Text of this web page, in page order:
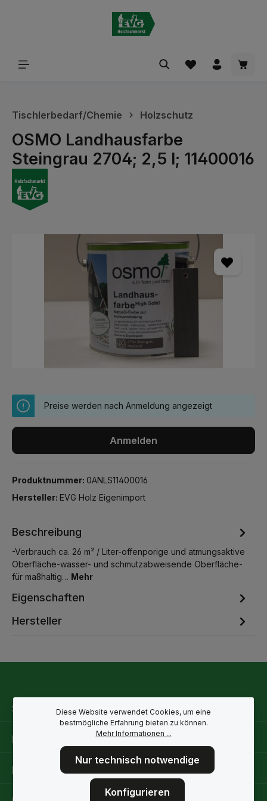
Tischlerbedarf/Chemie Holzschutz
OSMO Landhausfarbe
Steingrau 2704; 2,5 l; 11400016
Bildergalerie überspringen
Preise werden nach Anmeldung angezeigt
Anmelden
Produktnummer: 0ANLS11400016
Hersteller: EVG Holz Eigenimport
Beschreibung
-Verbrauch ca. 26 m² / Liter-offenporige und atmungsaktive
Oberfläche-wasser- und schmutzabweisende Oberfläche-
für maßhaltig… Mehr
Eigenschaften
Hersteller
Service-Hotline
Rechtliche Hinweise
Informationen
Diese Website verwendet Cookies, um eine
bestmögliche Erfahrung bieten zu können.
Mehr Informationen ...
Nur technisch notwendige
Konfigurieren